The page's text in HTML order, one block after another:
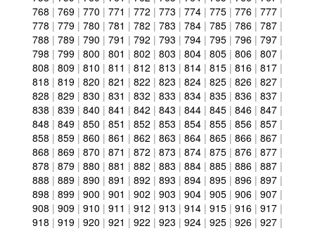
768 | 769 | 770 | 771 | 772 | 773 | 774 | 775 | 776 | 777 |
778 | 779 | 780 | 781 | 782 | 783 | 784 | 785 | 786 | 787 |
788 | 789 | 790 | 791 | 792 | 793 | 794 | 795 | 796 | 797 |
798 | 799 | 800 | 801 | 802 | 803 | 804 | 805 | 806 | 807 |
808 | 809 | 810 | 811 | 812 | 813 | 814 | 815 | 816 | 817 |
818 | 819 | 820 | 821 | 822 | 823 | 824 | 825 | 826 | 827 |
828 | 829 | 830 | 831 | 832 | 833 | 834 | 835 | 836 | 837 |
838 | 839 | 840 | 841 | 842 | 843 | 844 | 845 | 846 | 847 |
848 | 849 | 850 | 851 | 852 | 853 | 854 | 855 | 856 | 857 |
858 | 859 | 860 | 861 | 862 | 863 | 864 | 865 | 866 | 867 |
868 | 869 | 870 | 871 | 872 | 873 | 874 | 875 | 876 | 877 |
878 | 879 | 880 | 881 | 882 | 883 | 884 | 885 | 886 | 887 |
888 | 889 | 890 | 891 | 892 | 893 | 894 | 895 | 896 | 897 |
898 | 899 | 900 | 901 | 902 | 903 | 904 | 905 | 906 | 907 |
908 | 909 | 910 | 911 | 912 | 913 | 914 | 915 | 916 | 917 |
918 | 919 | 920 | 921 | 922 | 923 | 924 | 925 | 926 | 927 |